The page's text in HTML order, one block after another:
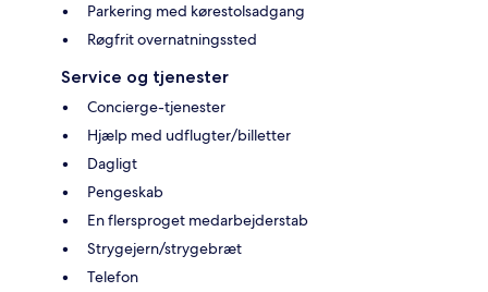
Parkering med kørestolsadgang
Røgfrit overnatningssted
Service og tjenester
Concierge-tjenester
Hjælp med udflugter/billetter
Dagligt
Pengeskab
En flersproget medarbejderstab
Strygejern/strygebræt
Telefon